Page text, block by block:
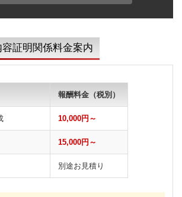
証明関係料金案内
報酬料金（税別）
10,000円～
15,000円～
別途お見積り